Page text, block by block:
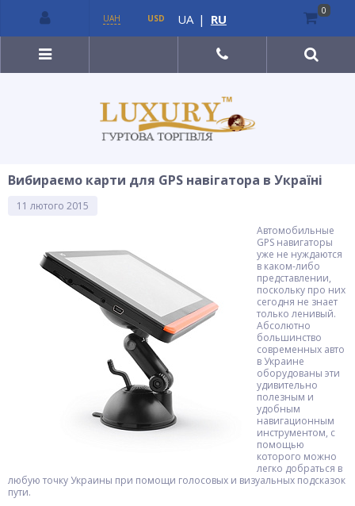
Вибираємо карти для GPS навігатора в Україні
11 лютого 2015
Автомобильные
GPS навигаторы
уже не нуждаются
в каком-либо
представлении,
поскольку про них
сегодня не знает
только ленивый.
Абсолютно
большинство
современных авто
в Украине
оборудованы эти
удивительно
полезным и
удобным
навигационным
инструментом, с
помощью
которого можно
легко добраться в
любую точку Украины при помощи голосовых и визуальных подсказок
пути.
UAH USD UA | RU
0